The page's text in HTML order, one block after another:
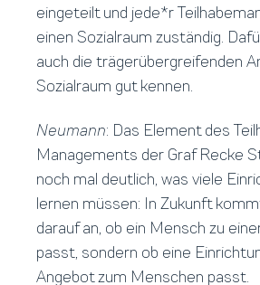
eingeteilt und jede*r
einen Sozialraum zuständig.
auch die trägerübergreifenden
Sozialraum gut kennen.
Neumann: Das Element des
Managements der Graf Recke
noch mal deutlich, was viele
lernen müssen: In Zukunft
darauf an, ob ein Mensch zu
passt, sondern ob eine
Angebot zum Menschen passt.